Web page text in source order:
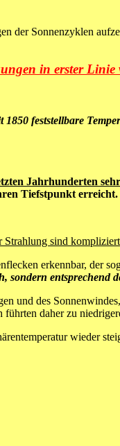
der Sonnenzyklen
in erster Linie
1850 feststellbare
Jahrhunderten
Tiefstpunkt
Strahlung sind kompliziert
erkennbar, der
entsprechend
und des
daher zu
wieder